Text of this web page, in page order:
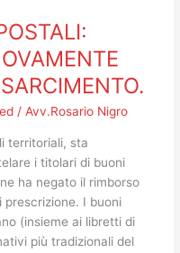
/Avv.Rosario Nigro
territoriali, sta
i titolari di buoni
ha negato il rimborso
prescrizione. I buoni
(insieme ai libretti di
più tradizionali del